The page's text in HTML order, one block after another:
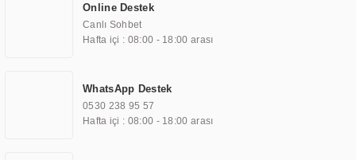
TOCHI markası altında kendi ürettiği ürünlerde kullanmıştır. Günümüzde
TOCHI; videowall, digital signage, kiosk, totem, akıllı durak ekranı, araç içi
ekran, asansör ekranı, digital menüboard, marin ekran, medikal ekran,
ekranları, endüstriyel ekranlar, kapı önü bilgi ekranları, panel PC,
endüstriyel Panel PC, mini PC, endüstriyel mini PC ve akıllı bina sistemleri
gibi çözümleri 4.5" ile 110” boyutları arasında üretebilirken, ayrıca standart
Online Destek
Canlı Sohbet
Hafta içi : 08:00 - 18:00 arası
WhatsApp Destek
0530 238 95 57
Hafta içi : 08:00 - 18:00 arası